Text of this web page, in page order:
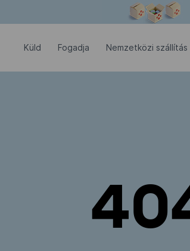
Küld Fogadja Nemzetközi szállítás